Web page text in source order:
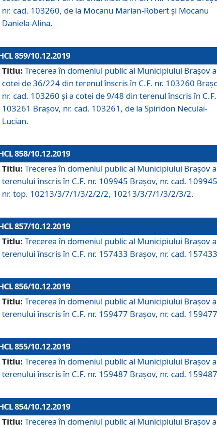
nr. cad. 103260, de la Mocanu Marian-Robert și Mocanu
Daniela-Alina.
859/10.12.2019
Titlu: Trecerea în domeniul public al Municipiului Braşov a
cotei de 36/224 din terenul înscris în C.F. nr. 103260
nr. cad. 103260 și a cotei de 9/48 din terenul înscris în
103261 Brașov, nr. cad. 103261, de la Spiridon Neculai-
Lucian.
858/10.12.2019
Titlu: Trecerea în domeniul public al Municipiului Braşov a
terenului înscris în C.F. nr. 109945 Brașov, nr. cad.
nr. top. 10213/3/7/1/3/2/2/2, 10213/3/7/1/3/2/3/2.
857/10.12.2019
Titlu: Trecerea în domeniul public al Municipiului Braşov a
terenului înscris în C.F. nr. 157433 Brașov, nr. cad.
856/10.12.2019
Titlu: Trecerea în domeniul public al Municipiului Braşov a
terenului înscris în C.F. nr. 159477 Brașov, nr. cad.
855/10.12.2019
Titlu: Trecerea în domeniul public al Municipiului Braşov a
terenului înscris în C.F. nr. 159487 Brașov, nr. cad.
854/10.12.2019
Titlu: Trecerea în domeniul public al Municipiului Braşov a